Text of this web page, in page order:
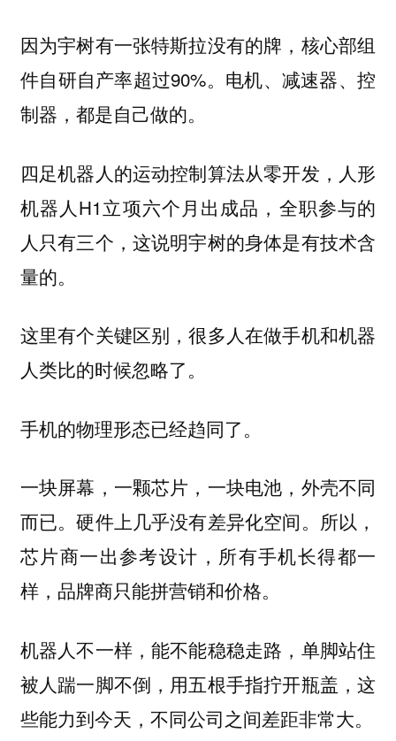
因为宇树有一张特斯拉没有的牌，核心部组
件自研自产率超过90%。电机、减速器、控
制器，都是自己做的。
四足机器人的运动控制算法从零开发，人形
机器人H1立项六个月出成品，全职参与的
人只有三个，这说明宇树的身体是有技术含
量的。
这里有个关键区别，很多人在做手机和机器
人类比的时候忽略了。
手机的物理形态已经趋同了。
一块屏幕，一颗芯片，一块电池，外壳不同
而已。硬件上几乎没有差异化空间。所以，
芯片商一出参考设计，所有手机长得都一
样，品牌商只能拼营销和价格。
机器人不一样，能不能稳稳走路，单脚站住
被人踹一脚不倒，用五根手指拧开瓶盖，这
些能力到今天，不同公司之间差距非常大。